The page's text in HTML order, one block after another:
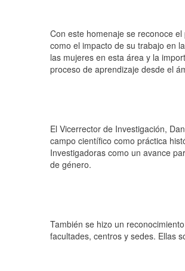
Con este homenaje se reconoce
como el impacto de su trabajo en
las mujeres en esta área y la
proceso de aprendizaje desde el
El Vicerrector de Investigación,
campo científico como práctica
Investigadoras como un avance
de género.
También se hizo un
facultades, centros y sedes. Ellas